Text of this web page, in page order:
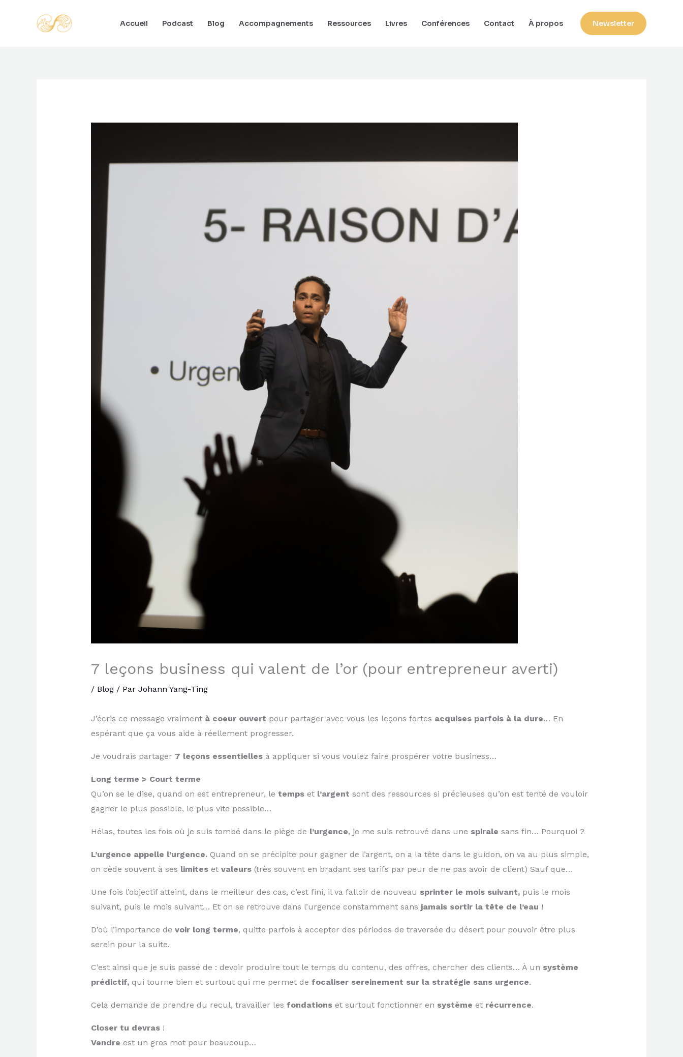
Accueil Podcast Blog Accompagnements Ressources Livres Conférences Contact À propos Newsletter
7 leçons business qui valent de l’or (pour entrepreneur averti)
/ Blog/ Par Johann Yang-Ting
J’écris ce message vraiment à coeur ouvert pour partager avec vous les leçons fortes acquises parfois à la dure… En
espérant que ça vous aide à réellement progresser.
Je voudrais partager 7 leçons essentiellesà appliquer si vous voulez faire prospérer votre business…
Long terme > Court terme
Qu’on se le dise, quand on est entrepreneur, le tempset l’argent sont des ressources si précieuses qu’on est tenté de vouloir
gagner le plus possible, le plus vite possible…
Hélas, toutes les fois où je suis tombé dans le piège de l’urgence, je me suis retrouvé dans une spirale sans fin… Pourquoi ?
L’urgence appelle l’urgence.Quand on se précipite pour gagner de l’argent, on a la tête dans le guidon, on va au plus simple,
on cède souvent à ses limiteset valeurs(très souvent en bradant ses tarifs par peur de ne pas avoir de client) Sauf que…
Une fois l’objectif atteint, dans le meilleur des cas, c’est fini, il va falloir de nouveau sprinter le mois suivant,puis le mois
suivant, puis le mois suivant… Et on se retrouve dans l’urgence constamment sans jamais sortir la tête de l’eau !
D’où l’importance de voir long terme, quitte parfois à accepter des périodes de traversée du désert pour pouvoir être plus
serein pour la suite.
C’est ainsi que je suis passé de : devoir produire tout le temps du contenu, des offres, chercher des clients… À un système
prédictif, qui tourne bien et surtout qui me permet de focaliser sereinement sur la stratégie sans urgence.
Cela demande de prendre du recul, travailler les fondationset surtout fonctionner en système et récurrence.
Closer tu devras!
Vendre est un gros mot pour beaucoup…